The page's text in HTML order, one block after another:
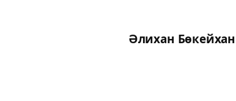
Әлихан Бөкейхан